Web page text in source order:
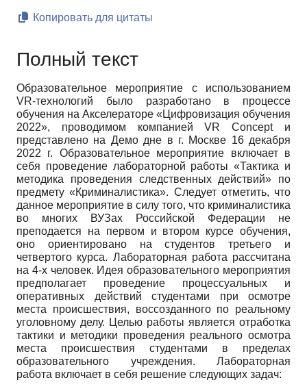
Копировать для цитаты
Полный текст
Образовательное мероприятие с использованием
VR-технологий было разработано в процессе
обучения на Акселераторе «Цифровизация обучения
2022», проводимом компаниейVR Conceptи
представлено на Демо дне в г. Москве 16 декабря
2022 г. Образовательное мероприятие включает в
себя проведение лабораторной работы «Тактика и
методика проведения следственных действий» по
предмету «Криминалистика». Следует отметить, что
данное мероприятие в силу того, что криминалистика
во многих ВУЗах Российской Федерации не
преподается на первом и втором курсе обучения,
оно ориентировано на студентов третьего и
четвертого курса. Лабораторная работа рассчитана
на 4-х человек. Идея образовательного мероприятия
предполагает проведение процессуальных и
оперативных действий студентами при осмотре
места происшествия, воссозданного по реальному
уголовному делу. Целью работы является отработка
тактики и методики проведения реального осмотра
места происшествия студентами в пределах
образовательного учреждения. Лабораторная
работа включает в себя решение следующих задач: